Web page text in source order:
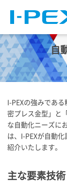
自
I-PEXの強みであ
密プレス金型」と
な自動化ニーズに
は、 I-PEXが自動
紹介いたします。
主な要素技術